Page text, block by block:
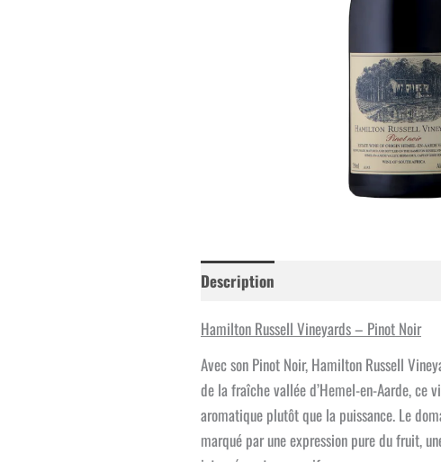
Description
Hamilton Russell Vineyards – Pinot Noir
Avec son Pinot Noir, Hamilton Russell
de la fraîche vallée d’Hemel-en-Aarde, ce
aromatique plutôt que la puissance. Le
marqué par une expression pure du fruit,